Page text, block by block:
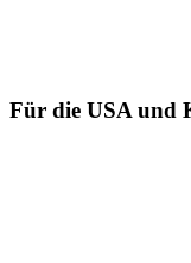
Für die USA und